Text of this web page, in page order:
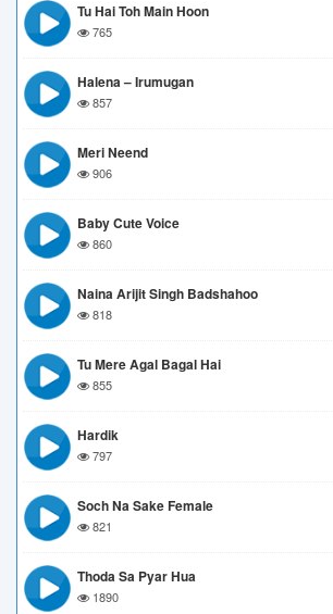
Tu Hai Toh Main Hoon
765
Halena – Irumugan
857
Meri Neend
906
Baby Cute Voice
860
Naina Arijit Singh Badshahoo
818
Tu Mere Agal Bagal Hai
855
Hardik
797
Soch Na Sake Female
821
Thoda Sa Pyar Hua
1890